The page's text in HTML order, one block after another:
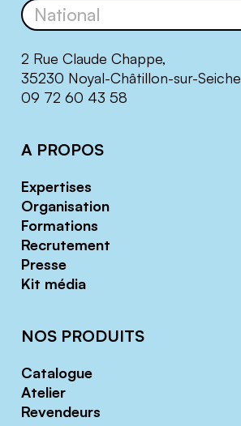
2 Rue Claude Chappe,
35230 Noyal-Châtillon-sur-Seiche
09 72 60 43 58
A PROPOS
Expertises
Organisation
Formations
Recrutement
Presse
Kit média
NOS PRODUITS
Catalogue
Atelier
Revendeurs